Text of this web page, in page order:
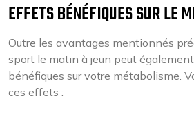
EFFETS BÉNÉFIQUES SUR LE
Outre les avantages mentionnés
sport le matin à jeun peut
bénéfiques sur votre métabolisme.
ces effets :